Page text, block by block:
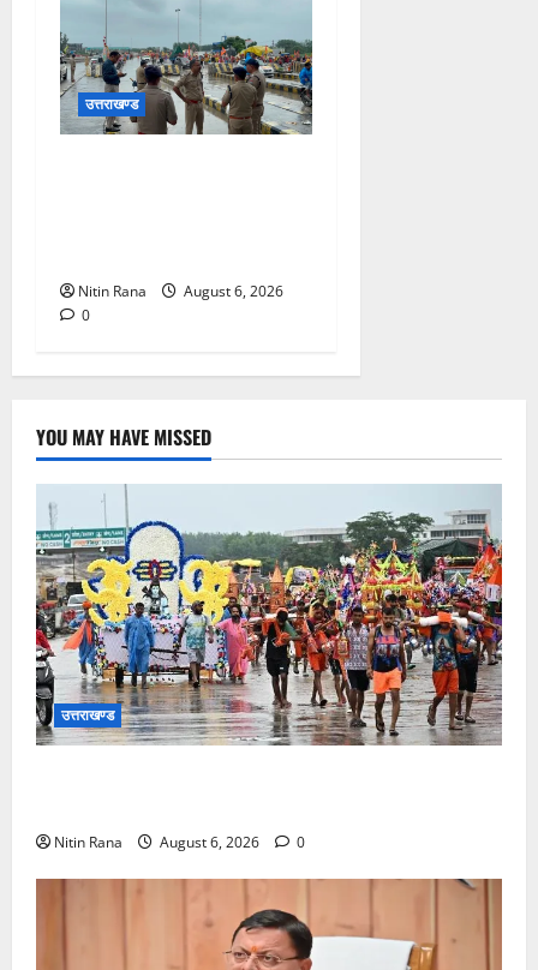
उत्तराखण्ड
Nitin Rana
August 6, 2026
0
YOU MAY HAVE MISSED
उत्तराखण्ड
Nitin Rana August 6, 2026 0